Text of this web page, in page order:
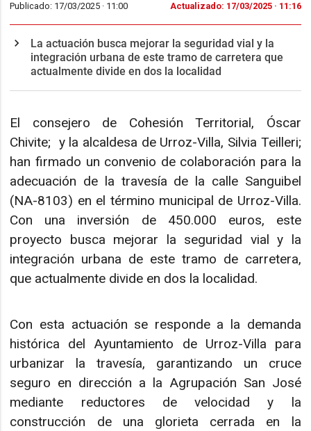
Publicado: 17/03/2025 · 11:00 Actualizado: 17/03/2025 · 11:16
La actuación busca mejorar la seguridad vial y la
integración urbana de este tramo de carretera que
actualmente divide en dos la localidad
El consejero de Cohesión Territorial, Óscar
Chivite; y la alcaldesa de Urroz-Villa, Silvia Teilleri;
han firmado un convenio de colaboración para la
adecuación de la travesía de la calle Sanguibel
(NA-8103) en el término municipal de Urroz-Villa.
Con una inversión de 450.000 euros, este
proyecto busca mejorar la seguridad vial y la
integración urbana de este tramo de carretera,
que actualmente divide en dos la localidad.
Con esta actuación se responde a la demanda
histórica del Ayuntamiento de Urroz-Villa para
urbanizar la travesía, garantizando un cruce
seguro en dirección a la Agrupación San José
mediante reductores de velocidad y la
construcción de una glorieta cerrada en la